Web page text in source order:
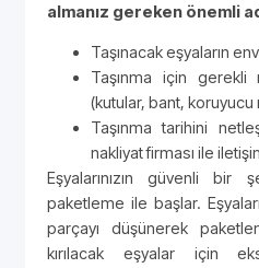
almanız gereken önemli
Taşınacak eşyaların
Taşınma için
(kutular, bant,
Taşınma tarihini
nakliyat firması ile
Eşyalarınızın güvenli bir
paketleme ile başlar.
parçayı düşünerek
kırılacak eşyalar için